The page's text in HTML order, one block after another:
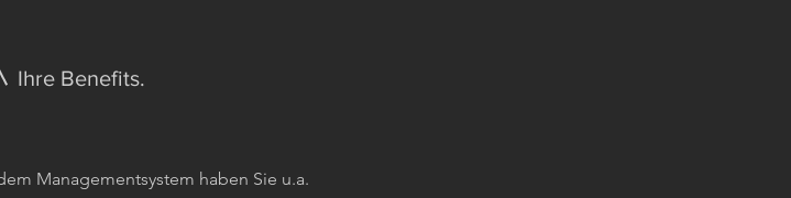
Ihre Benefits.
Managementsystem haben Sie u.a.